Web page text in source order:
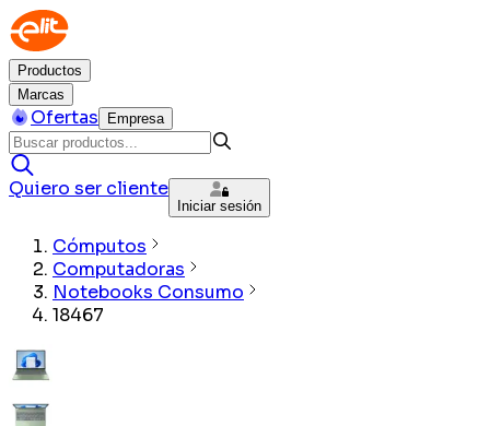
Productos
Marcas
Ofertas Empresa
Quiero ser cliente
Iniciar sesión
Cómputos
Computadoras
Notebooks Consumo
18467